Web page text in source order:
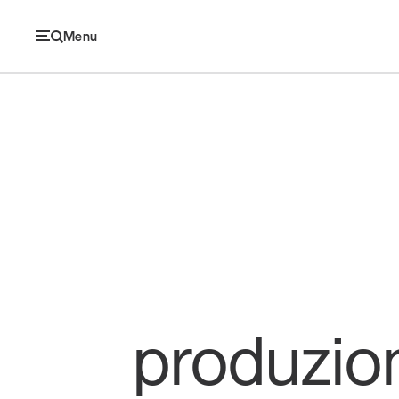
Menu
Retail e brand
Sostenibilità